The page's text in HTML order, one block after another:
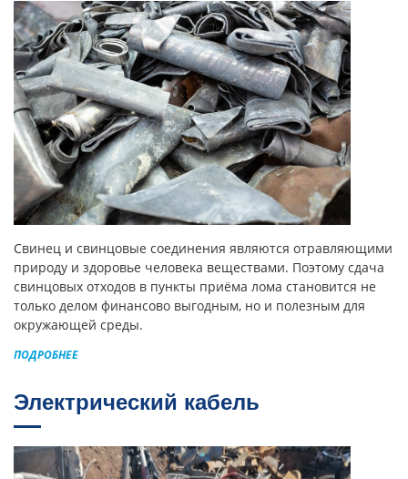
Свинец и свинцовые соединения являются отравляющими
природу и здоровье человека веществами. Поэтому сдача
свинцовых отходов в пункты приёма лома становится не
только делом финансово выгодным, но и полезным для
окружающей среды.
ПОДРОБНЕЕ
Электрический кабель